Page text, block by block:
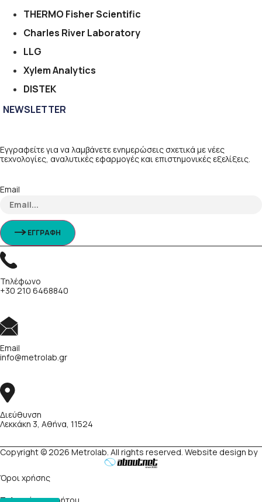
THERMO Fisher Scientific
Charles River Laboratory
LLG
Xylem Analytics
DISTEK
NEWSLETTER
Εγγραφείτε για να λαμβάνετε ενημερώσεις σχετικά με νέες
τεχνολογίες, αναλυτικές εφαρμογές και επιστημονικές εξελίξεις.
Email
ΕΓΓΡΑΦΗ
Τηλέφωνο
+30 210 6468840
Email
info@metrolab.gr
Διεύθυνση
Λεκκάκη 3, Αθήνα, 11524
Copyright © 2026 Metrolab. All rights reserved. Website design by
Όροι χρήσης